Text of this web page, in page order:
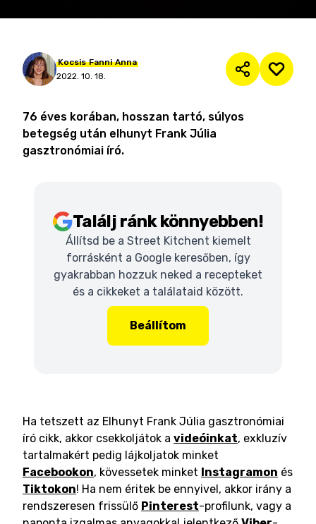
Kocsis Fanni Anna
2022. 10. 18.
76 éves korában, hosszan tartó, súlyos
betegség után elhunyt Frank Júlia
gasztronómiai író.
Találj ránk könnyebben!
Állítsd be a Street Kitchent kiemelt
forrásként a Google keresőben, így
gyakrabban hozzuk neked a recepteket
és a cikkeket a találataid között.
Beállítom
Ha tetszett az Elhunyt Frank Júlia gasztronómiai
író cikk, akkor csekkoljátok a videóinkat, exkluzív
tartalmakért pedig lájkoljatok minket
Facebookon, kövessetek minket Instagramon és
Tiktokon! Ha nem éritek be ennyivel, akkor irány a
rendszeresen frissülő Pinterest-profilunk, vagy a